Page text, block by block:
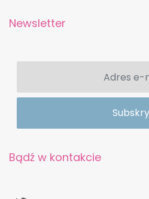
Newsletter
Bądź w kontakcie